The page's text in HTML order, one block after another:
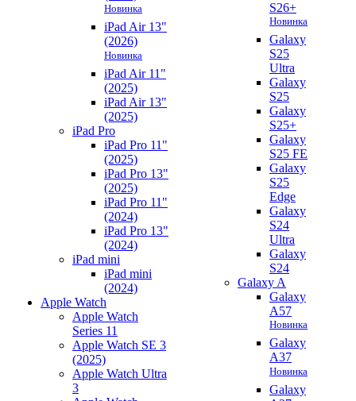
Новинка
iPad Air 13"
(2026)
Новинка
iPad Air 11"
(2025)
iPad Air 13"
(2025)
iPad Pro
iPad Pro 11"
(2025)
iPad Pro 13"
(2025)
iPad Pro 11"
(2024)
iPad Pro 13"
(2024)
iPad mini
iPad mini
(2024)
Apple Watch
Apple Watch
Series 11
Apple Watch SE 3
(2025)
Apple Watch Ultra
3
S26+
Новинка
Galaxy
S25
Ultra
Galaxy
S25
Galaxy
S25+
Galaxy
S25 FE
Galaxy
S25
Edge
Galaxy
S24
Ultra
Galaxy
S24
Galaxy A
Galaxy
A57
Новинка
Galaxy
A37
Новинка
Galaxy